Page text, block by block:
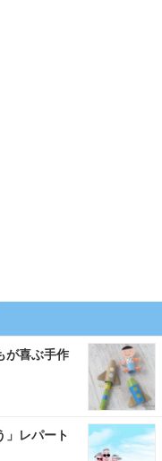
が喜ぶ手作
」レパート